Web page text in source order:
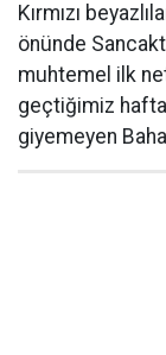
Kırmızı
önünde
muhtemel ilk
geçtiğimiz
giyemeyen